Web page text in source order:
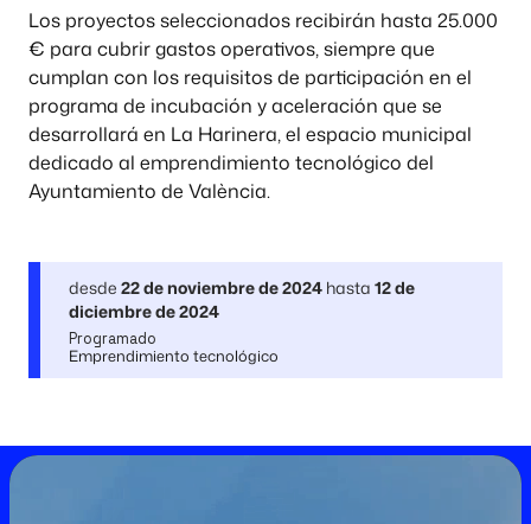
Los proyectos seleccionados recibirán hasta 25.000
€ para cubrir gastos operativos, siempre que
cumplan con los requisitos de participación en el
programa de incubación y aceleración que se
desarrollará en La Harinera, el espacio municipal
dedicado al emprendimiento tecnológico del
Ayuntamiento de València.
desde 22 de noviembre de 2024 hasta 12 de
diciembre de 2024
Programado
Emprendimiento tecnológico